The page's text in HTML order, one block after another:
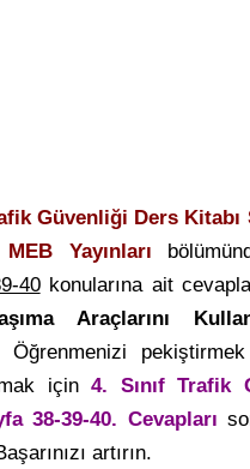
Güvenliği Ders Kitabı
Yayınları
40konularına ait
Araçlarını
Öğrenmenizi pekiştirmek
için 4. Sınıf Trafik
38-39-40. Cevapları
artırın.